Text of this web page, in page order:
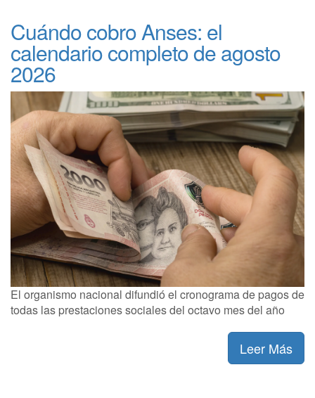
Cuándo cobro Anses: el
calendario completo de agosto
2026
El organismo nacional difundió el cronograma de pagos de
todas las prestaciones sociales del octavo mes del año
Leer Más